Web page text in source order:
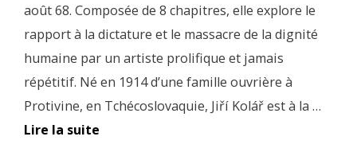
août 68. Composée de 8 chapitres, elle explore le
rapport à la dictature et le massacre de la dignité
humaine par un artiste prolifique et jamais
répétitif. Né en 1914 d’une famille ouvrière à
Protivine, en Tchécoslovaquie, Jiří Kolář est à la …
Lire la suite